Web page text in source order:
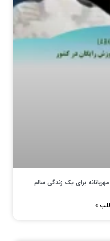
برای یک زندگی سالم
»